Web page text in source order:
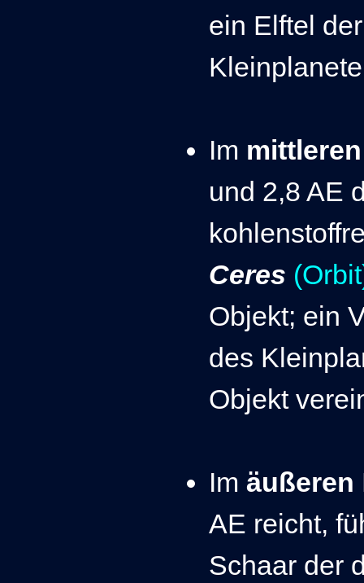
ein Elftel
Im
und 2,8 AE
Ceres
Objekt; ein
des
Objekt
Im äußeren
AE reicht,
Schaar der